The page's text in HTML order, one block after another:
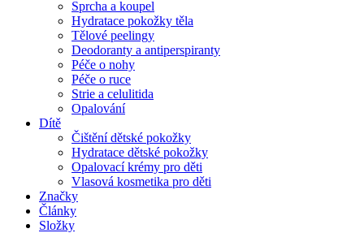
Sprcha a koupel
Hydratace pokožky těla
Tělové peelingy
Deodoranty a antiperspiranty
Péče o nohy
Péče o ruce
Strie a celulitida
Opalování
Dítě
Čištění dětské pokožky
Hydratace dětské pokožky
Opalovací krémy pro děti
Vlasová kosmetika pro děti
Značky
Články
Složky